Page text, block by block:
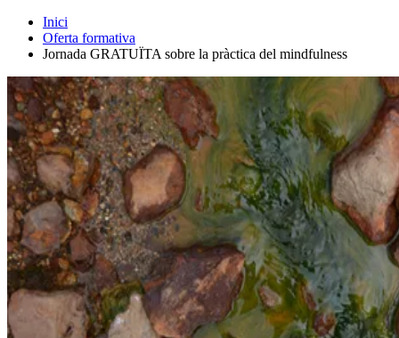
Inici
Oferta formativa
Jornada GRATUÏTA sobre la pràctica del mindfulness